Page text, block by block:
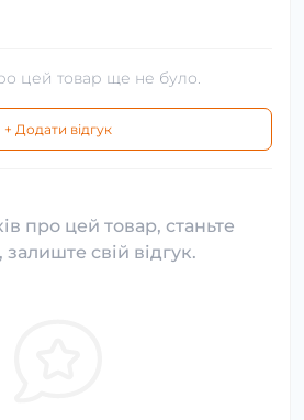
цей товар ще не було.
+ Додати відгук
про цей товар, станьте
свій відгук.